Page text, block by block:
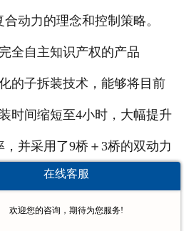
合动力的理念和控制策略。
全自主知识产权的产品
的子拆装技术，能够将目前
时间缩短至4小时，大幅提升
并采用了9桥＋3桥的双动力
前后动力系统的实时匹配、
规的条件下，突破了超大型
在线客服
欢迎您的咨询，期待为您服务!